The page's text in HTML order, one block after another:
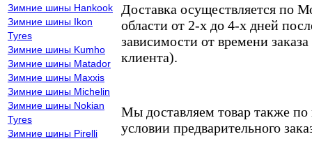
Зимние шины Hankook
Зимние шины Ikon
Tyres
Зимние шины Kumho
Зимние шины Matador
Зимние шины Maxxis
Зимние шины Michelin
Зимние шины Nokian
Tyres
Зимние шины Pirelli
Доставка осуществляется по
области от 2-х до 4-х дней
зависимости от времени
клиента).
Мы доставляем товар также
условии предварительного